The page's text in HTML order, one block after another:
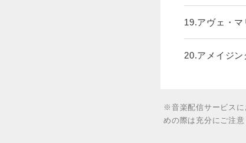
19.アヴェ・マ
20.アメイジン
※音楽配信サービスに
めの際は充分にご注意